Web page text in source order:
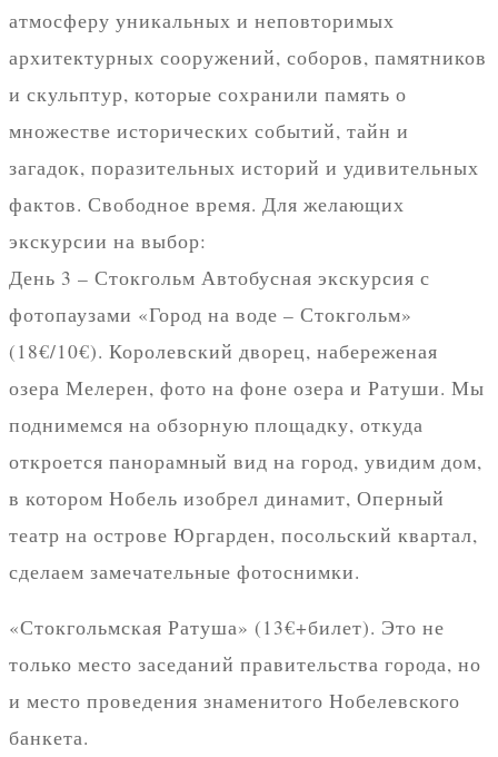
атмосферу уникальных и неповторимых
архитектурных сооружений, соборов, памятников
и скульптур, которые сохранили память о
множестве исторических событий, тайн и
загадок, поразительных историй и удивительных
фактов. Свободное время. Для желающих
экскурсии на выбор:
День 3 – Стокгольм Автобусная экскурсия с
фотопаузами «Город на воде – Стокгольм»
(18€/10€). Королевский дворец, набереженая
озера Мелерен, фото на фоне озера и Ратуши. Мы
поднимемся на обзорную площадку, откуда
откроется панорамный вид на город, увидим дом,
в котором Нобель изобрел динамит, Оперный
театр на острове Юргарден, посольский квартал,
сделаем замечательные фотоснимки.
«Стокгольмская Ратуша» (13€+билет). Это не
только место заседаний правительства города, но
и место проведения знаменитого Нобелевского
банкета.